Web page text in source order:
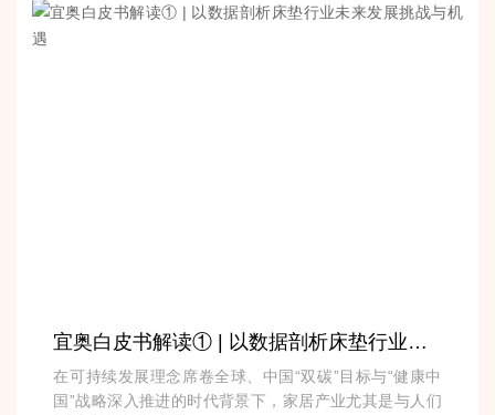
宜奥白皮书解读① | 以数据剖析床垫行业未来发展挑战与机遇
在可持续发展理念席卷全球、中国“双碳”目标与“健康中
国”战略深入推进的时代背景下，家居产业尤其是与人们